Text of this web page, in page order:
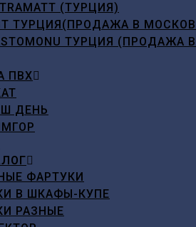
(ТУРЦИЯ)
ТУРЦИЯ(ПРОДАЖА В
ТУРЦИЯ
ПВХ
ДЕНЬ
ФАРТУКИ
В ШКАФЫ-КУПЕ
РАЗНЫЕ